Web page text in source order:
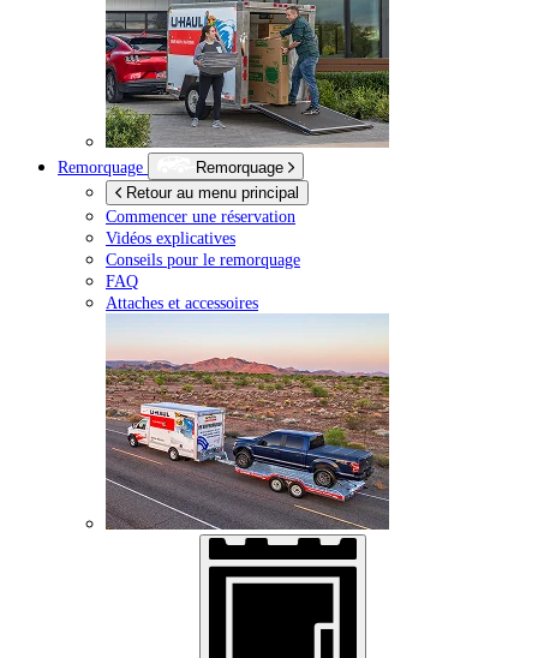
Remorquage
Remorquage
Retour au menu principal
Commencer une réservation
Vidéos explicatives
Conseils pour le remorquage
FAQ
Attaches et accessoires